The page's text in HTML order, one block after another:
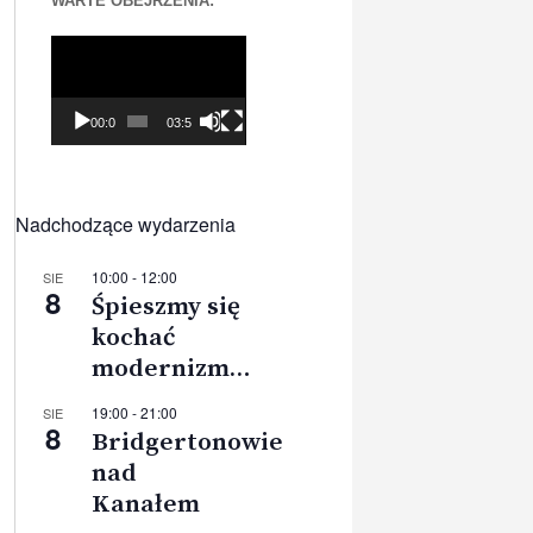
00:00 03:56
Nadchodzące wydarzenia
SIE
8
10:00 - 12:00
Śpieszmy się
kochać
modernizm…
SIE
8
19:00 -21:00
Bridgertonowie
nad
Kanałem